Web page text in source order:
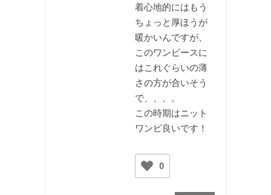
着心地的にはもう
ちょっと厚ほうが
暖かいんですが、
このワンピースに
はこれぐらいの薄
さの方が合いそう
で、、、。
この時期はニット
ワンピ良いです！
0